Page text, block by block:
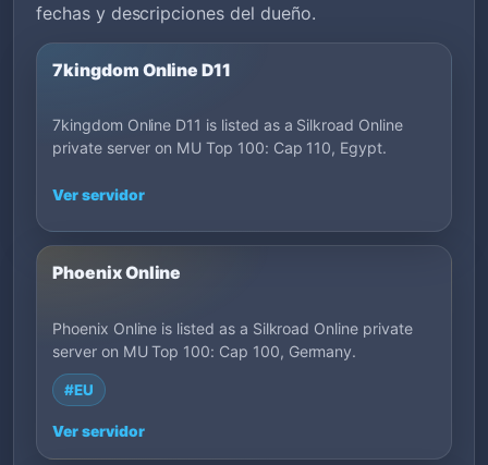
fechas y descripciones del dueño.
7kingdom Online D11
7kingdom Online D11 is listed as a Silkroad Online
private server on MU Top 100: Cap 110, Egypt.
Ver servidor
Phoenix Online
Phoenix Online is listed as a Silkroad Online private
server on MU Top 100: Cap 100, Germany.
#EU
Ver servidor